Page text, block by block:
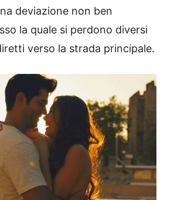
deviazione non ben
la quale si perdono diversi
verso la strada principale.